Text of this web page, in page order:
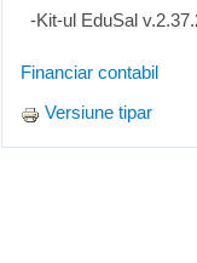
-Kit-ul EduSal
Financiar contabil
Versiune tipar